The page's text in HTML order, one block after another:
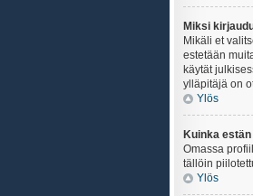
Miksi
Mikäli et
estetään
käytät
ylläpitäjä on
Ylös
Kuinka
Omassa
tällöin
Ylös